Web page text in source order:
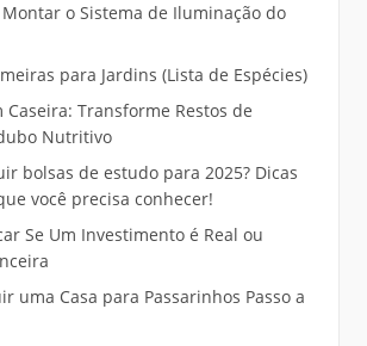
o Sistema de Iluminação do
para Jardins (Lista de Espécies)
Caseira: Transforme Restos de
Nutritivo
bolsas de estudo para 2025? Dicas
você precisa conhecer!
Se Um Investimento é Real ou
uma Casa para Passarinhos Passo a